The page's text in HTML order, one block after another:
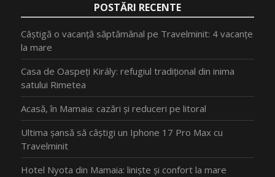
POSTĂRI RECENTE
Câștigă o vacanță săptămânal pe Travelminit: 4 vacanțe
la mare
Casa de Oaspeți Király: refugiul tradițional din inima
satului Rimetea
Acasă, în Mamaia: cazări și reduceri pe litoral
Ultima șansă să câștigi un Iphone 17 Pro Max cu
Travelminit
Hotel Nyota din Mamaia: liniște și confort la mare